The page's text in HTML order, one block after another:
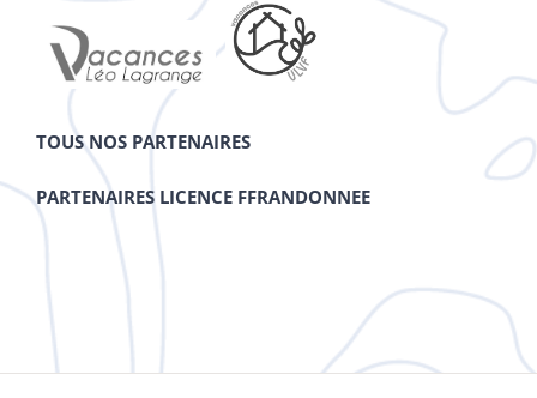
TOUS NOS PARTENAIRES
PARTENAIRES LICENCE FFRANDONNEE